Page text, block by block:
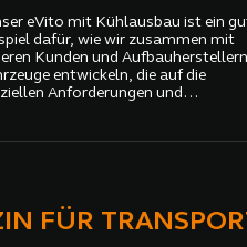
eVito mit Kühlausbau ist ein
dafür, wie wir zusammen mit
Kunden und Aufbauherstellern
entwickeln, die auf die
Anforderungen und
zugeschnitten sind“
FÜR